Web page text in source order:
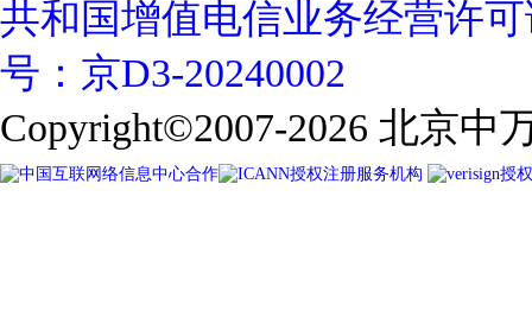
共和国增值电信业务经营许
号：京D3-20240002
Copyright©2007-2026 北京中